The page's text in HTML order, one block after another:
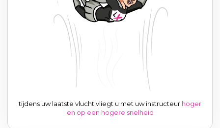
tijdens uw laatste vlucht vliegt u met uw instructeur hoger
en op een hogere snelheid